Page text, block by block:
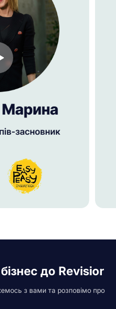
до Revisior
з вами та розповімо про